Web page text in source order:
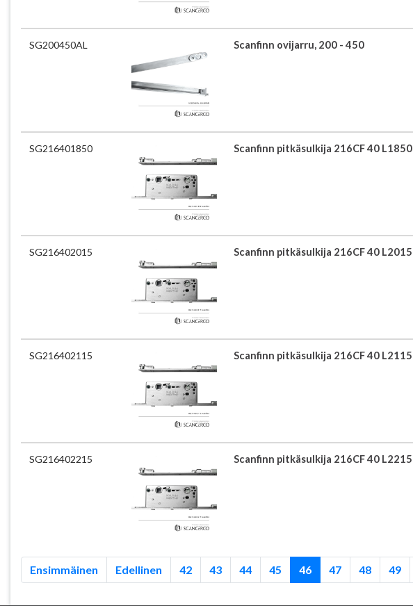
SG200450AL Scanfinn ovijarru, 200 - 450
SG216401850 Scanfinn pitkäsulkija 216CF 40 L1850
SG216402015 Scanfinn pitkäsulkija 216CF 40 L2015
SG216402115 Scanfinn pitkäsulkija 216CF 40 L2115
SG216402215 Scanfinn pitkäsulkija 216CF 40 L2215
Ensimmäinen Edellinen 42 43 44 45 46 47 48 49